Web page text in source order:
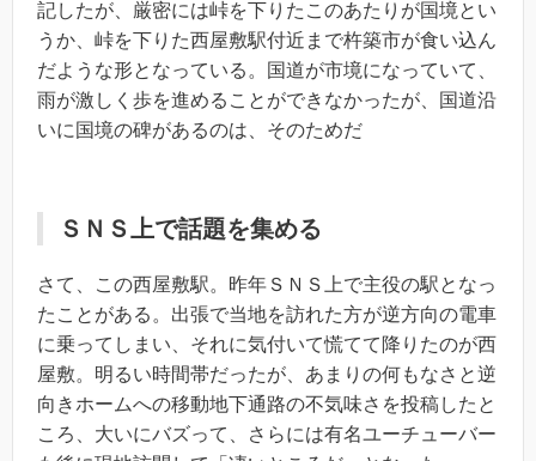
記したが、厳密には峠を下りたこのあたりが国境とい
うか、峠を下りた西屋敷駅付近まで杵築市が食い込ん
だような形となっている。国道が市境になっていて、
雨が激しく歩を進めることができなかったが、国道沿
いに国境の碑があるのは、そのためだ
ＳＮＳ上で話題を集める
さて、この西屋敷駅。昨年ＳＮＳ上で主役の駅となっ
たことがある。出張で当地を訪れた方が逆方向の電車
に乗ってしまい、それに気付いて慌てて降りたのが西
屋敷。明るい時間帯だったが、あまりの何もなさと逆
向きホームへの移動地下通路の不気味さを投稿したと
ころ、大いにバズって、さらには有名ユーチューバー